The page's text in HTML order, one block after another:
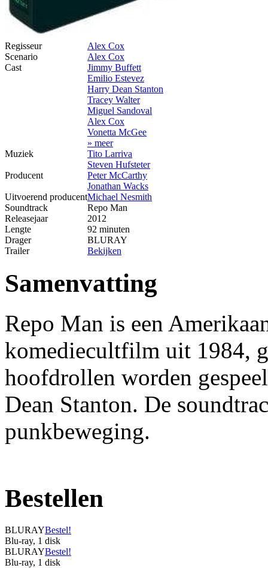
Regisseur
Alex Cox
Scenario
Alex Cox
Cast
Jimmy Buffett
Emilio Estevez
Harry Dean Stanton
Tracey Walter
Miguel Sandoval
Alex Cox
Vonetta McGee
» meer
Muziek
Tito Larriva
Steven Hufsteter
Producent
Peter McCarthy
Jonathan Wacks
Uitvoerend producentMichael Nesmith
Soundtrack
Repo Man
Releasejaar
2012
Lengte
92 minuten
Drager
BLURAY
Trailer
Bekijken
Samenvatting
Repo Man is een
komediecultfilm uit 1984,
hoofdrollen worden
Dean Stanton. De
punkbeweging.
Bestellen
BLURAYBestel!
Blu-ray, 1 disk
BLURAYBestel!
Blu-ray, 1 disk